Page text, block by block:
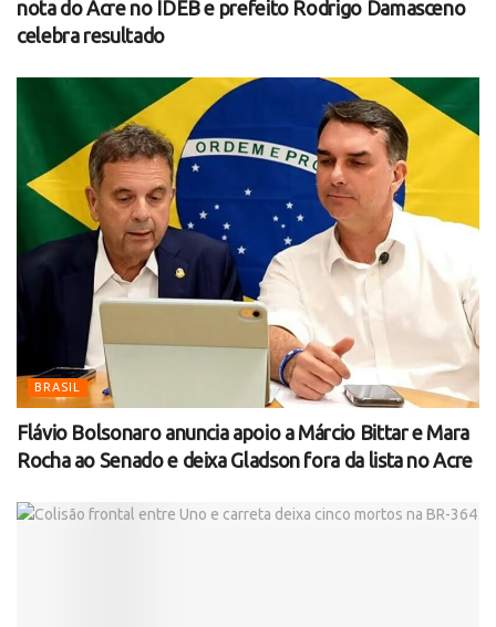
nota do Acre no IDEB e prefeito Rodrigo Damasceno
celebra resultado
BRASIL
Flávio Bolsonaro anuncia apoio a Márcio Bittar e Mara
Rocha ao Senado e deixa Gladson fora da lista no Acre